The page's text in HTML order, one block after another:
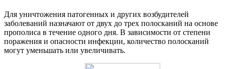
Для уничтожения патогенных и других возбудителей
заболеваний назначают от двух до трех полосканий на основе
прополиса в течение одного дня. В зависимости от степени
поражения и опасности инфекции, количество полосканий
могут уменьшать или увеличивать.